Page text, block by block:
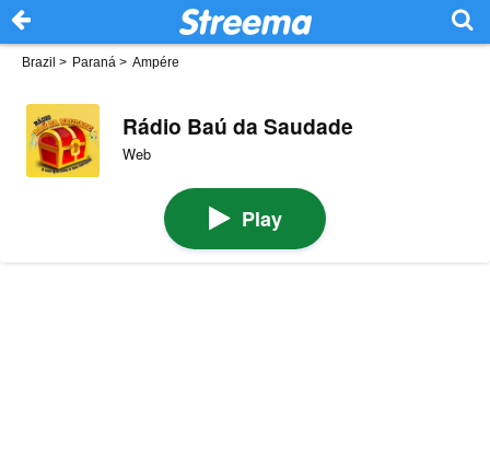
Brazil > Paraná > Ampére
Rádio Baú da Saudade
Web
Play